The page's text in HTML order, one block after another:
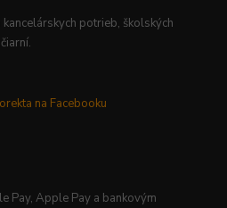
potrieb, školských
Pay, Apple Pay a bankovým